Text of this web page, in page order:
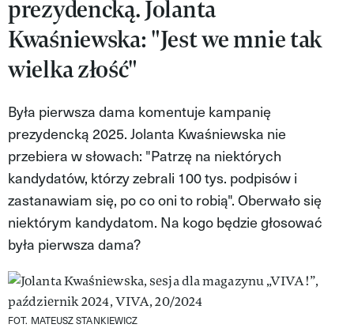
VIVA!MODA
VIVA!LIFESTYLE
VIVA!MAN
VIVA!PEOPLE POWER
VIVA!ITAKA
MAGAZYN VIVA!
prezydencką. Jolanta
Kwaśniewska: "Jest we mnie tak
wielka złość"
Była pierwsza dama komentuje kampanię
prezydencką 2025. Jolanta Kwaśniewska nie
przebiera w słowach: "Patrzę na niektórych
kandydatów, którzy zebrali 100 tys. podpisów i
zastanawiam się, po co oni to robią". Oberwało się
niektórym kandydatom. Na kogo będzie głosować
była pierwsza dama?
FOT. MATEUSZ STANKIEWICZ